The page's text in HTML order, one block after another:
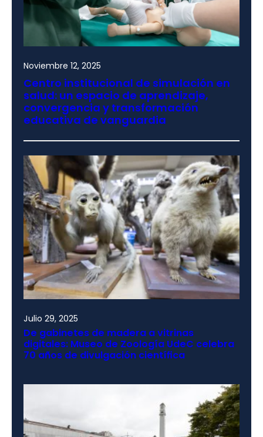
Noviembre 12, 2025
Centro institucional de simulación en
salud: un espacio de aprendizaje,
convergencia y transformación
educativa de vanguardia
Julio 29, 2025
De gabinetes de madera a vitrinas
digitales: Museo de Zoología UdeC celebra
70 años de divulgación científica